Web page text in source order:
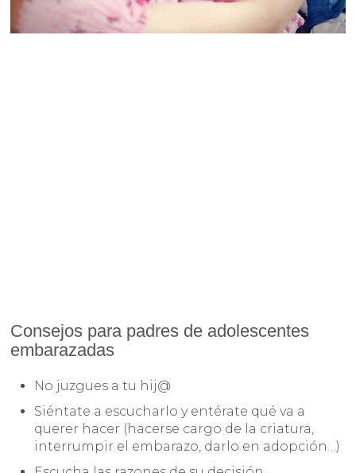
Consejos para padres de adolescentes
embarazadas
No juzgues a tu hij@
Siéntate a escucharlo y entérate qué va a
querer hacer (hacerse cargo de la criatura,
interrumpir el embarazo, darlo en adopción…)